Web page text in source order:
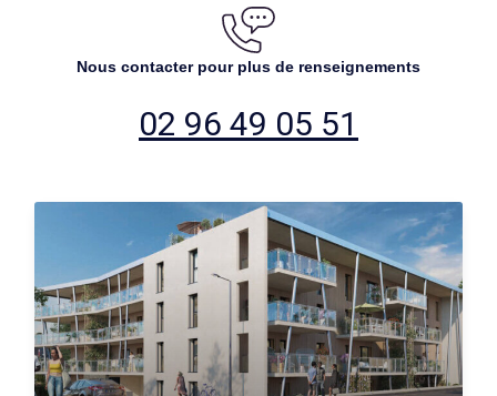
Nous contacter pour plus de renseignements
02 96 49 05 51